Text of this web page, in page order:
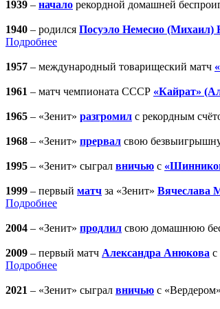
1939 – начало рекордной домашней
1940 – родился Посуэло Немесио (Михаил)
Подробнее
1957 – международный товарищеский матч
1961 – матч чемпионата СССР «Кайрат»
1965 – «Зенит» разгромил с рекордным
1968 – «Зенит» прервал свою
1995 – «Зенит» сыграл вничью с
1999 – первый матч за «Зенит» Вячеслава
Подробнее
2004 – «Зенит» продлил свою домашнюю
2009 – первый матч Александра Анюкова с
Подробнее
2021 – «Зенит» сыграл вничью с «Вердером»